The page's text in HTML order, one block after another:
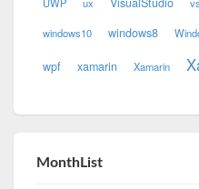
UWP ux
windows10 windows8
wpf xamarin Xamarin
MonthList